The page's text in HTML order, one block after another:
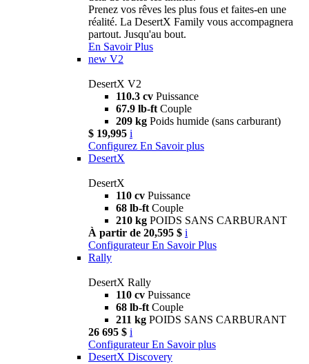
Prenez vos rêves les plus fous et faites-en une
réalité. La DesertX Family vous accompagnera
partout. Jusqu'au bout.
En Savoir Plus
new V2
DesertX V2
110.3 cv Puissance
67.9 lb-ft Couple
209 kg Poids humide (sans carburant)
$ 19,995 i
Configurez En Savoir plus
DesertX
DesertX
110 cv Puissance
68 lb-ft Couple
210 kg POIDS SANS CARBURANT
À partir de 20,595 $ i
Configurateur En Savoir Plus
Rally
DesertX Rally
110 cv Puissance
68 lb-ft Couple
211 kg POIDS SANS CARBURANT
26 695 $ i
Configurateur En Savoir plus
DesertX Discovery